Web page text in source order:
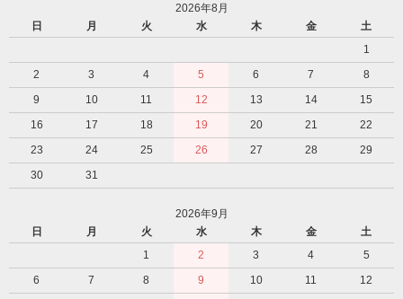
2026年8月
日
月 火 水 木 金
土
1
2
3 4 5 6 7
8
9
10 11 12 13 14
15
16
17 18 19 20 21
22
23
24 25 26 27 28
29
30
31
2026年9月
日
月 火 水 木 金
土
1
2 3 4
5
6
7 8 9 10 11
12